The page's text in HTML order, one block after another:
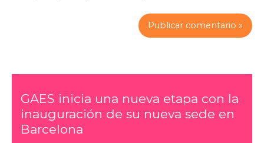
GAES inicia una nueva etapa con la
inauguración de su nueva sede en
Barcelona